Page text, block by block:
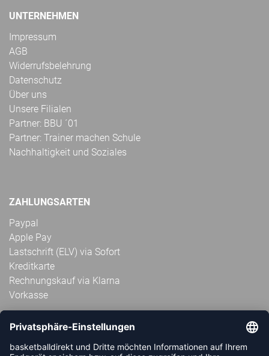
UNTERNEHMEN
Impressum
AGB
Widerrufsbelehrung
Datenschutz
Über uns
Unsere Filialen
Partner: BBU ´01
Partner: Trainer machen Schule
Nachhaltigkeit und Soziales
ZAHLUNGSARTEN
Paypal
Apple Pay
Lastschrift (ELV) via Sofort
Kreditkarte
Rechnungskauf via Klarna
Vorkasse
ABONNIERE JETZT DEN KOSTENLOSEN
HANDBALLDIREKT-NEWSLETTER UND VERPASSE KEINE